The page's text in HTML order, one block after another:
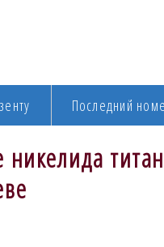
Последний
никелида